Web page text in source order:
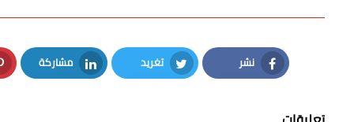
نشر
Facebook
تغريد
Twitter
مشاركة
LinkedIn